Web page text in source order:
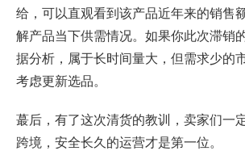
给，可以直观看到该产品近年来的销售
解产品当下供需情况。如果你此次滞销
据分析，属于长时间量大，但需求少的
考虑更新选品。
蕞后，有了这次清货的教训，卖家们一
跨境，安全长久的运营才是第一位。